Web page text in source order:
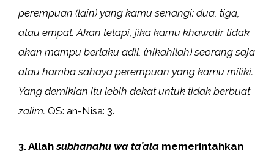
perempuan (lain) yang kamu senangi: dua, tiga,
atau empat. Akan tetapi, jika kamu khawatir tidak
akan mampu berlaku adil, (nikahilah) seorang saja
atau hamba sahaya perempuan yang kamu miliki.
Yang demikian itu lebih dekat untuk tidak berbuat
zalim. QS: an-Nisa: 3.
3. Allahsubhanahu wa ta’ala memerintahkan